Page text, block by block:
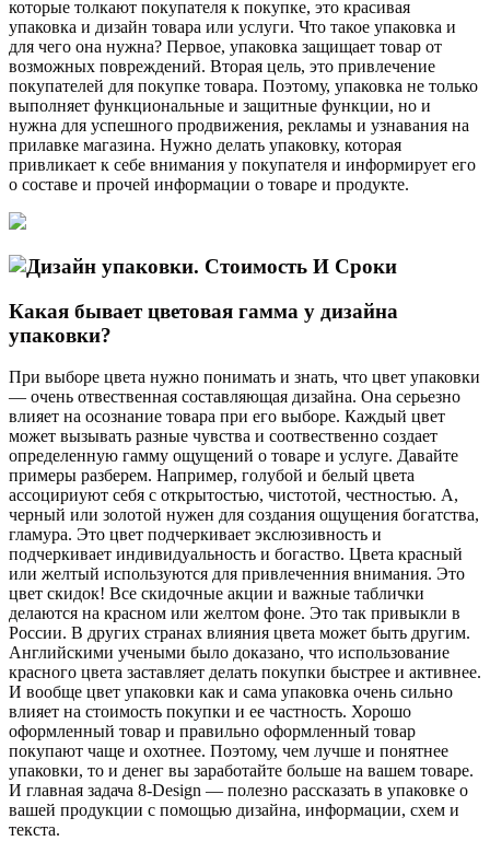
которые толкают покупателя к покупке, это красивая
упаковка и дизайн товара или услуги. Что такое упаковка и
для чего она нужна? Первое, упаковка защищает товар от
возможных повреждений. Вторая цель, это привлечение
покупателей для покупке товара. Поэтому, упаковка не только
выполняет функциональные и защитные функции, но и
нужна для успешного продвижения, рекламы и узнавания на
прилавке магазина. Нужно делать упаковку, которая
привликает к себе внимания у покупателя и информирует его
о составе и прочей информации о товаре и продукте.
Какая бывает цветовая гамма у дизайна
упаковки?
При выборе цвета нужно понимать и знать, что цвет упаковки
— очень отвественная составляющая дизайна. Она серьезно
влияет на осознание товара при его выборе. Каждый цвет
может вызывать разные чувства и соотвественно создает
определенную гамму ощущений о товаре и услуге. Давайте
примеры разберем. Например, голубой и белый цвета
ассоцириуют себя с открытостью, чистотой, честностью. А,
черный или золотой нужен для создания ощущения богатства,
гламура. Это цвет подчеркивает экслюзивность и
подчеркивает индивидуальность и богаство. Цвета красный
или желтый используются для привлеченния внимания. Это
цвет скидок! Все скидочные акции и важные таблички
делаются на красном или желтом фоне. Это так привыкли в
России. В других странах влияния цвета может быть другим.
Английскими учеными было доказано, что использование
красного цвета заставляет делать покупки быстрее и активнее.
И вообще цвет упаковки как и сама упаковка очень сильно
влияет на стоимость покупки и ее частность. Хорошо
оформленный товар и правильно оформленный товар
покупают чаще и охотнее. Поэтому, чем лучше и понятнее
упаковки, то и денег вы заработайте больше на вашем товаре.
И главная задача 8-Design — полезно рассказать в упаковке о
вашей продукции с помощью дизайна, информации, схем и
текста.